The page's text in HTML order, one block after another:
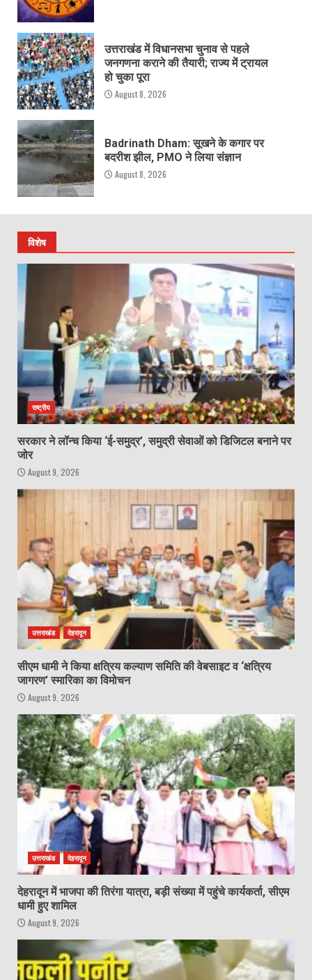
उत्तराखंड में विधानसभा चुनाव से पहले
जनगणना कराने की तैयारी; राज्य में ट्रायल
हो चुका पूरा
August 8, 2026
Badrinath Dham: सूखने के कगार पर
बदरीश झील, PMO ने लिया संज्ञान
August 8, 2026
विशेष
राष्ट्रीय
सरकार ने लॉन्च किया ‘ई-समुद्र’, समुद्री सेवाओं को डिजिटल बनाने पर
जोर
August 9, 2026
उत्तराखंड देहरादून
सीएम धामी ने किया क्षत्रिय कल्याण समिति की वेबसाइट व ‘क्षत्रिय
जागरण’ स्मारिका का विमोचन
August 9, 2026
उत्तराखंड देहरादून
देहरादून में भाजपा की तिरंगा यात्रा, बड़ी संख्या में पहुंचे कार्यकर्ता, सीएम
धामी हुए शामिल
August 9, 2026